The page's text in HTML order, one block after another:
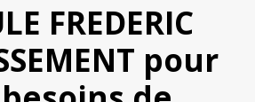
FREDERIC
pour